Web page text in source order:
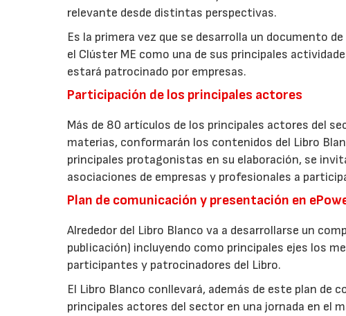
relevante desde distintas perspectivas.
Es la primera vez que se desarrolla un documento
el Clúster ME como una de sus principales
estará patrocinado por empresas.
Participación de los principales actores
Más de 80 artículos de los principales actores del
materias, conformarán los contenidos del Libro
principales protagonistas en su elaboración, se
asociaciones de empresas y profesionales a
Plan de comunicación y presentación en
Alrededor del Libro Blanco va a desarrollarse un
publicación) incluyendo como principales ejes los
participantes y patrocinadores del Libro.
El Libro Blanco conllevará, además de este plan de
principales actores del sector en una jornada en el